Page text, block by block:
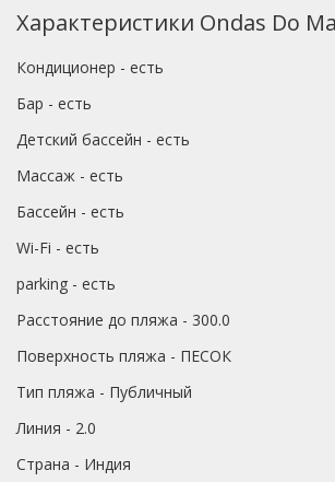
Характеристики Ondas Do
Кондиционер - есть
Бар - есть
Детский бассейн - есть
Массаж - есть
Бассейн - есть
Wi-Fi - есть
parking - есть
Расстояние до пляжа - 300.0
Поверхность пляжа - ПЕСОК
Тип пляжа - Публичный
Линия - 2.0
Страна - Индия